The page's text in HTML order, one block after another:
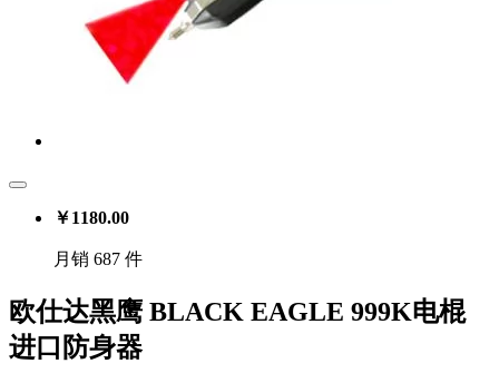
￥1180.00
月销 687 件
欧仕达黑鹰 BLACK EAGLE 999K电棍
进口防身器